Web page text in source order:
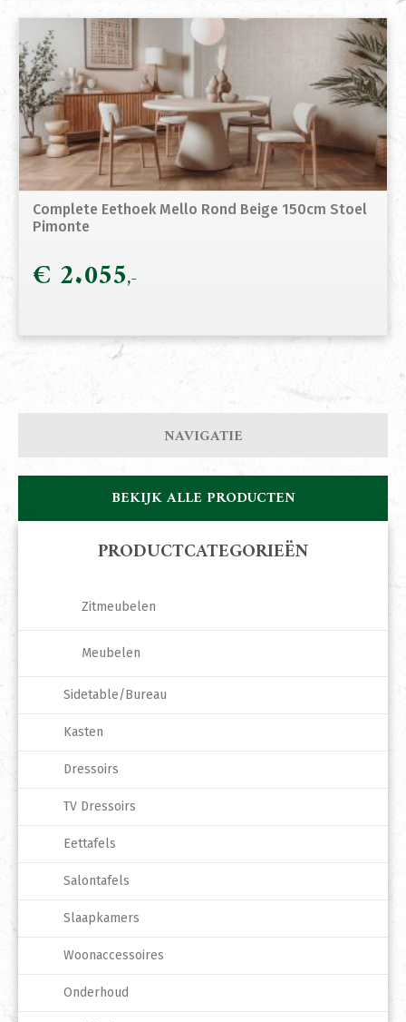
Complete Eethoek Mello Rond Beige 150cm Stoel
Pimonte
€ 2.055
NAVIGATIE
BEKIJK ALLE PRODUCTEN
PRODUCTCATEGORIEËN
Zitmeubelen
Meubelen
Sidetable/Bureau
Kasten
Dressoirs
TV Dressoirs
Eettafels
Salontafels
Slaapkamers
Woonaccessoires
Onderhoud